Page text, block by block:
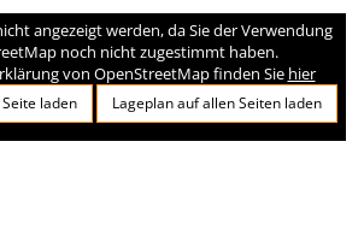
angezeigt werden, da Sie der Verwendung
noch nicht zugestimmt haben.
von OpenStreetMap finden Sie hier
laden Lageplan auf allen Seiten laden